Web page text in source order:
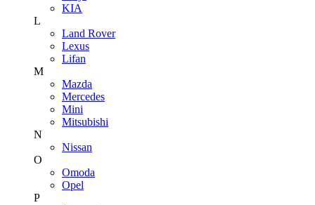
KIA
L
Land Rover
Lexus
Lifan
M
Mazda
Mercedes
Mini
Mitsubishi
N
Nissan
O
Omoda
Opel
P